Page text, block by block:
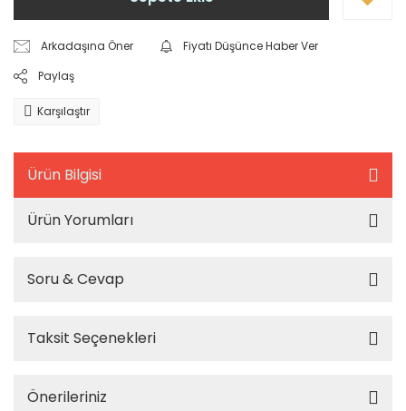
Arkadaşına Öner
Fiyatı Düşünce Haber Ver
Paylaş
Karşılaştır
Ürün Bilgisi
Ürün Yorumları
Soru & Cevap
Taksit Seçenekleri
Önerileriniz